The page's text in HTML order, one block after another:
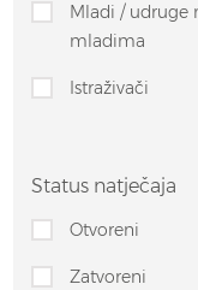
Mladi / udruge
mladima
Istraživači
Status natječaja
Otvoreni
Zatvoreni